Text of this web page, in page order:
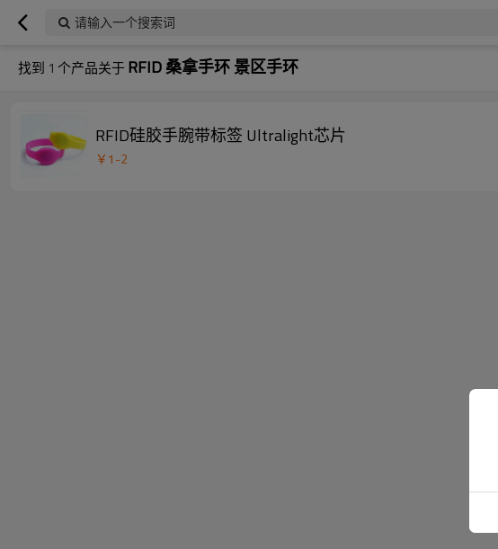
请输入一个搜索词
找到 1 个产品关于RFID 桑拿手环 景区手环
RFID硅胶手腕带标签 Ultralight芯片
￥1-2